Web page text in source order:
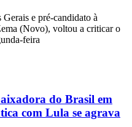
e pré-candidato à
(Novo), voltou a criticar o
feira
do Brasil em
com Lula se agrava